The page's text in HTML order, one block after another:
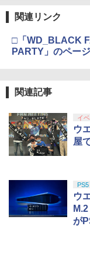
5
5
3
4
関連リンク
□「WD_BLACK
PARTY」のページ
関連記事
イ
ウ
屋
PS5
ウ
が